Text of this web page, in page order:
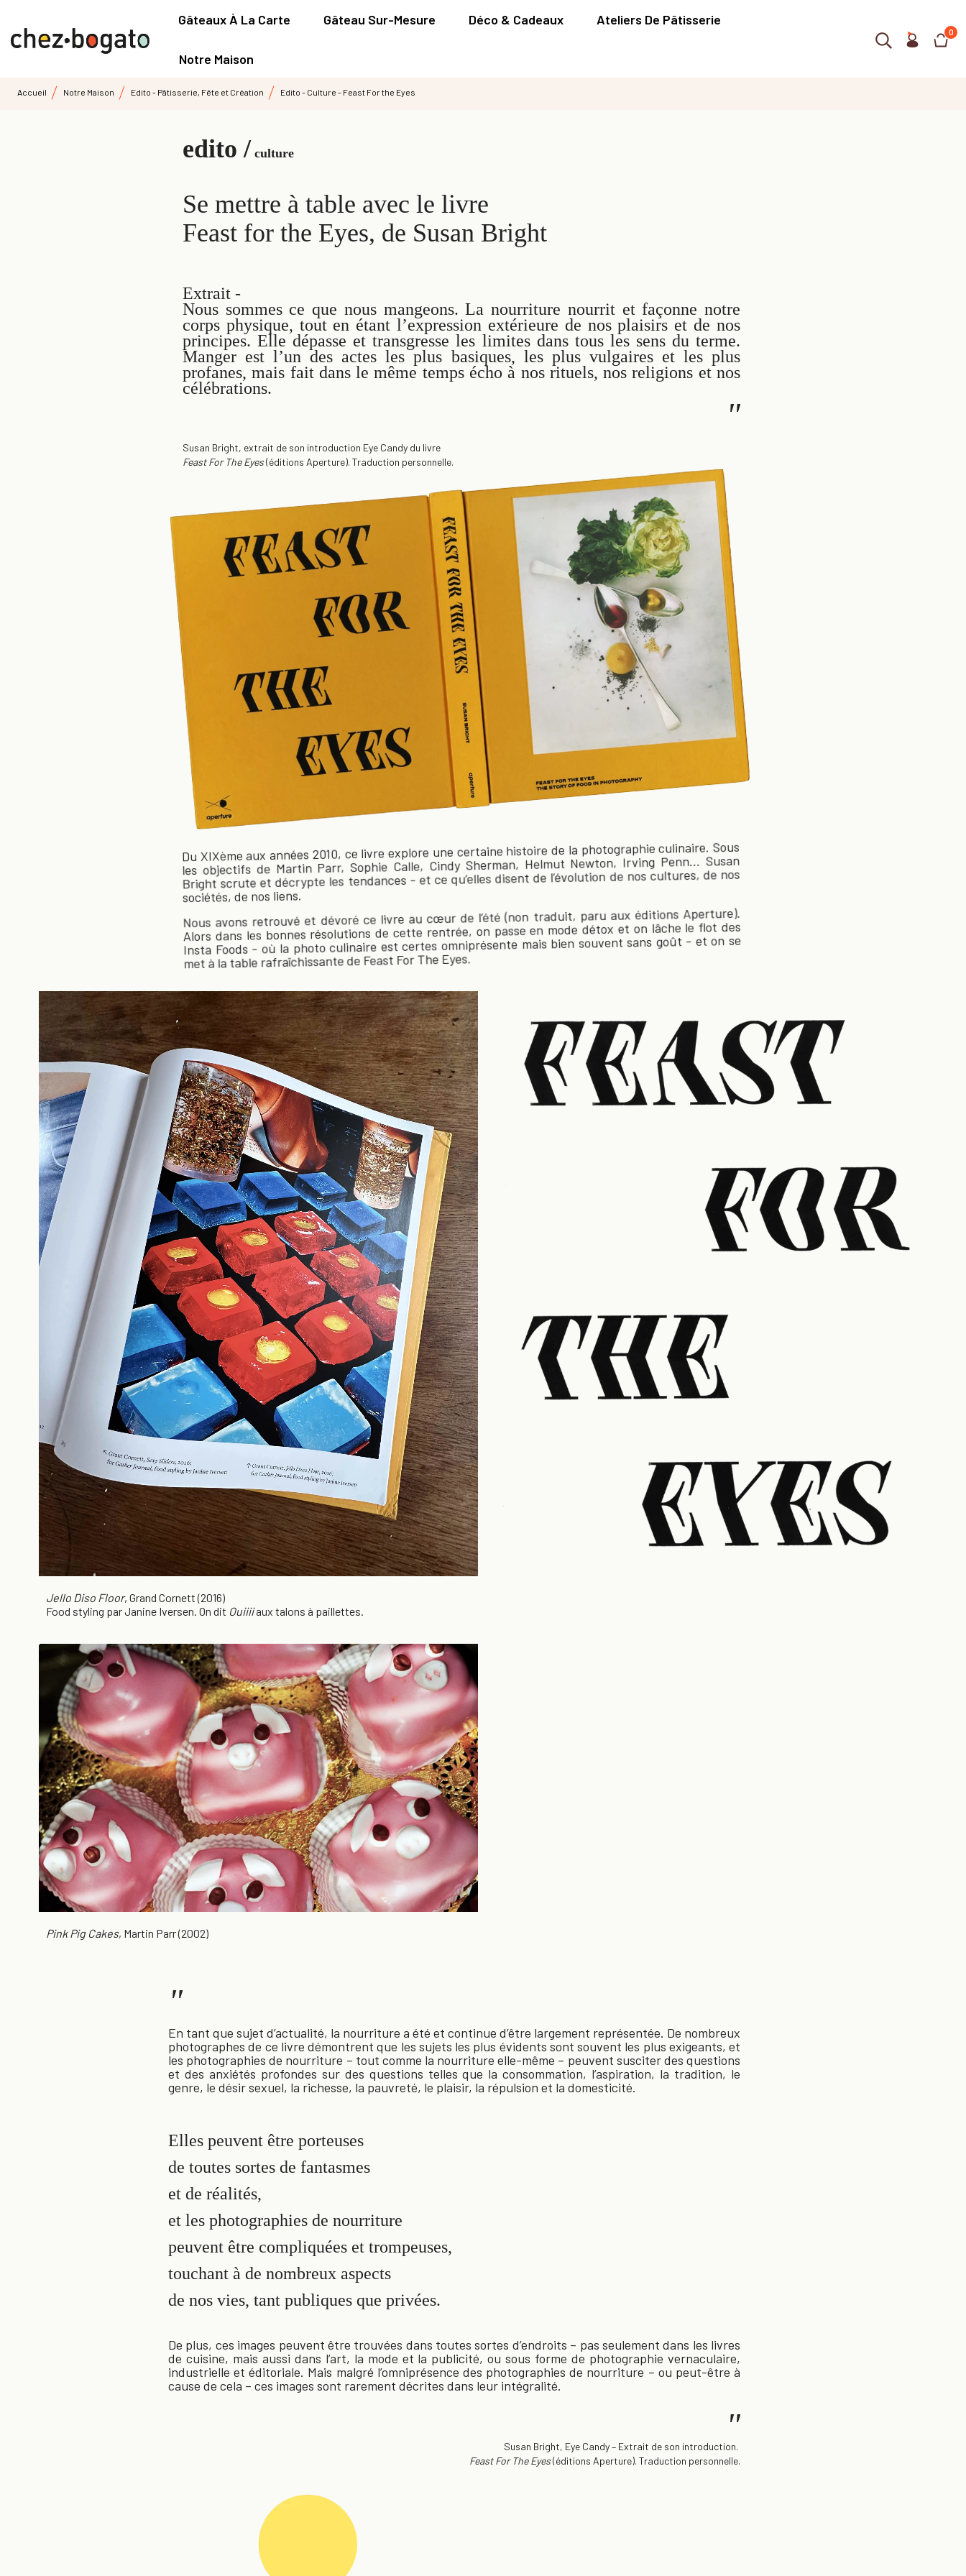
Gâteaux À La Carte Gâteau Sur-Mesure Déco & Cadeaux Ateliers De Pâtisserie
Notre Maison
0
Accueil Notre Maison Edito - Pâtisserie, Fête et Création Edito - Culture - Feast For the Eyes
edito / culture
Se mettre à table avec le livre
Feast for the Eyes, de Susan Bright
Extrait -
Nous sommes ce que nous mangeons. La nourriture nourrit et façonne notre
corps physique, tout en étant l’expression extérieure de nos plaisirs et de nos
principes. Elle dépasse et transgresse les limites dans tous les sens du terme.
Manger est l’un des actes les plus basiques, les plus vulgaires et les plus
profanes, mais fait dans le même temps écho à nos rituels, nos religions et nos
célébrations.
"
Susan Bright, extrait de son introduction Eye Candy du livre
Feast For The Eyes(éditions Aperture). Traduction personnelle.
Du XIXème aux années 2010, ce livre explore une certaine histoire de la photographie culinaire. Sous
les objectifs de Martin Parr, Sophie Calle, Cindy Sherman, Helmut Newton, Irving Penn... Susan
Bright scrute et décrypte les tendances - et ce qu’elles disent de l’évolution de nos cultures, de nos
sociétés, de nos liens.
Nous avons retrouvé et dévoré ce livre au cœur de l’été (non traduit, paru aux éditions Aperture).
Alors dans les bonnes résolutions de cette rentrée, on passe en mode détox et on lâche le flot des
Insta Foods - où la photo culinaire est certes omniprésente mais bien souvent sans goût - et on se
met à la table rafraîchissante de Feast For The Eyes.
Jello Diso Floor, Grand Cornett (2016)
Food styling par Janine Iversen. On dit Ouiiiiaux talons à paillettes.
Pink Pig Cakes, Martin Parr (2002)
"
En tant que sujet d’actualité, la nourriture a été et continue d’être largement représentée. De nombreux
photographes de ce livre démontrent que les sujets les plus évidents sont souvent les plus exigeants, et
les photographies de nourriture – tout comme la nourriture elle-même – peuvent susciter des questions
et des anxiétés profondes sur des questions telles que la consommation, l’aspiration, la tradition, le
genre, le désir sexuel, la richesse, la pauvreté, le plaisir, la répulsion et la domesticité.
Elles peuvent être porteuses
de toutes sortes de fantasmes
et de réalités,
et les photographies de nourriture
peuvent être compliquées et trompeuses,
touchant à de nombreux aspects
de nos vies, tant publiques que privées.
De plus, ces images peuvent être trouvées dans toutes sortes d’endroits – pas seulement dans les livres
de cuisine, mais aussi dans l’art, la mode et la publicité, ou sous forme de photographie vernaculaire,
industrielle et éditoriale. Mais malgré l’omniprésence des photographies de nourriture – ou peut-être à
cause de cela – ces images sont rarement décrites dans leur intégralité.
"
Susan Bright, Eye Candy – Extrait de son introduction.
Feast For The Eyes(éditions Aperture). Traduction personnelle.